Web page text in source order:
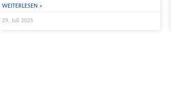
WEITERLESEN »
29. Juli 2025